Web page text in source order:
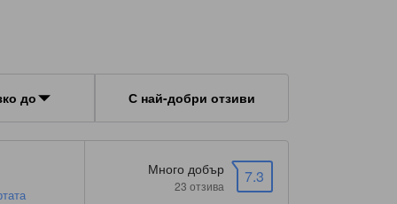
до С най-добри отзиви
7.3
Много добър
23 отзива